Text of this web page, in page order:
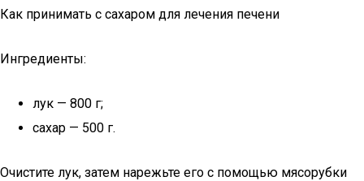
Как принимать с сахаром для лечения печени
Ингредиенты:
лук — 800 г;
сахар — 500 г.
Очистите лук, затем нарежьте его с помощью мясорубки